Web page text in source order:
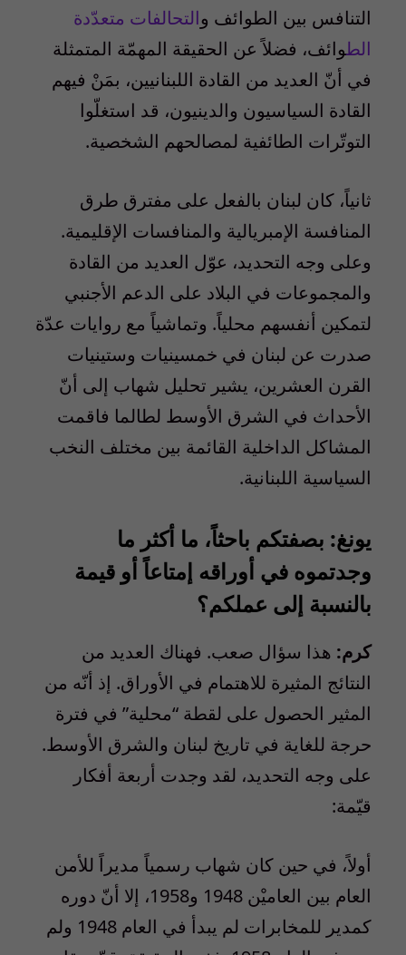
التنافس بين الطوائف والتحالفات متعدّدة
الطوائف، فضلاً عن الحقيقة المهمّة المتمثلة
في أنّ العديد من القادة اللبنانيين، بمَنْ فيهم
القادة السياسيون والدينيون، قد استغلّوا
التوتّرات الطائفية لمصالحهم الشخصية.
ثانياً، كان لبنان بالفعل على مفترق طرق
المنافسة الإمبريالية والمنافسات الإقليمية.
وعلى وجه التحديد، عوّل العديد من القادة
والمجموعات في البلاد على الدعم الأجنبي
لتمكين أنفسهم محلياً. وتماشياً مع روايات عدّة
صدرت عن لبنان في خمسينيات وستينيات
القرن العشرين، يشير تحليل شهاب إلى أنّ
الأحداث في الشرق الأوسط لطالما فاقمت
المشاكل الداخلية القائمة بين مختلف النخب
السياسية اللبنانية.
يونغ: بصفتكم باحثاً، ما أكثر ما
وجدتموه في أوراقه إمتاعاً أو قيمة
بالنسبة إلى عملكم؟
كرم: هذا سؤال صعب. فهناك العديد من
النتائج المثيرة للاهتمام في الأوراق. إذ أنّه من
المثير الحصول على لقطة “محلية” في فترة
حرجة للغاية في تاريخ لبنان والشرق الأوسط.
على وجه التحديد، لقد وجدت أربعة أفكار
قيّمة:
أولاً، في حين كان شهاب رسمياً مديراً للأمن
العام بين العاميْن 1948 و1958، إلا أنّ دوره
كمدير للمخابرات لم يبدأ في العام 1948 ولم